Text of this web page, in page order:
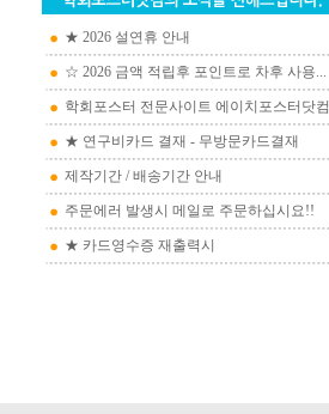
★ 2026 설연휴 안내
☆ 2026 금액 적립후 포인트로 차후 사용...
학회포스터 전문사이트 에이치포스터닷컴
★ 연구비카드 결재 - 무방문카드결재
제작기간 / 배송기간 안내
주문에러 발생시 메일로 주문하십시요!!
★ 카드영수증 재출력시